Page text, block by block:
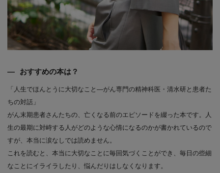
おすすめの本は？
「人生でほんとうに大切なこと―がん専門の精神科医・清水研と患者た
ちの対話」
がん末期患者さんたちの、亡くなる前のエピソードを綴った本です。人
生の最期に対峙する人がどのような心情になるのかが書かれているので
すが、本当に涙なしでは読めません。
これを読むと、本当に大切なことに毎回気づくことができ、毎日の些細
なことにイライラしたり、悩んだりはしなくなります。